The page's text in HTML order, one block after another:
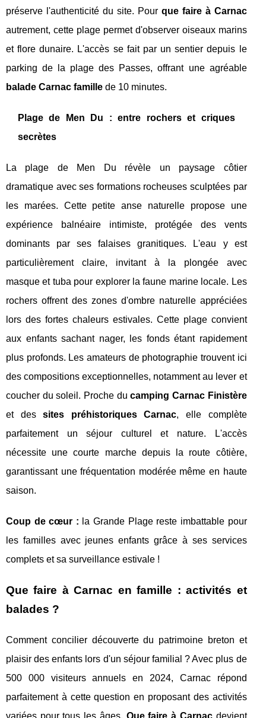
préserve l'authenticité du site. Pour que faire à Carnac
autrement, cette plage permet d'observer oiseaux marins
et flore dunaire. L'accès se fait par un sentier depuis le
parking de la plage des Passes, offrant une agréable
balade Carnac famille de 10 minutes.
Plage de Men Du : entre rochers et criques
secrètes
La plage de Men Du révèle un paysage côtier
dramatique avec ses formations rocheuses sculptées par
les marées. Cette petite anse naturelle propose une
expérience balnéaire intimiste, protégée des vents
dominants par ses falaises granitiques. L'eau y est
particulièrement claire, invitant à la plongée avec
masque et tuba pour explorer la faune marine locale. Les
rochers offrent des zones d'ombre naturelle appréciées
lors des fortes chaleurs estivales. Cette plage convient
aux enfants sachant nager, les fonds étant rapidement
plus profonds. Les amateurs de photographie trouvent ici
des compositions exceptionnelles, notamment au lever et
coucher du soleil. Proche ducamping Carnac Finistère
et dessites préhistoriques Carnac, elle complète
parfaitement un séjour culturel et nature. L'accès
nécessite une courte marche depuis la route côtière,
garantissant une fréquentation modérée même en haute
saison.
Coup de cœur : la Grande Plage reste imbattable pour
les familles avec jeunes enfants grâce à ses services
complets et sa surveillance estivale !
Que faire à Carnac en famille : activités et
balades ?
Comment concilier découverte du patrimoine breton et
plaisir des enfants lors d'un séjour familial ? Avec plus de
500 000 visiteurs annuels en 2024, Carnac répond
parfaitement à cette question en proposant des activités
variées pour tous les âges. Que faire à Carnacdevient